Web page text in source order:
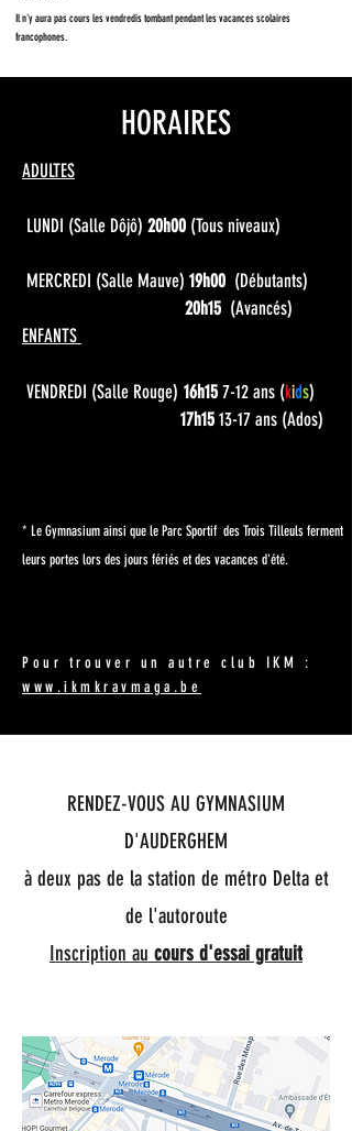
Il n'y aura pas cours les vendredis tombant pendant les vacances scolaires
francophones.
HORAIRES
ADULTES
LUNDI (Salle Dôjô) 20h00 (Tous niveaux)
MERCREDI (Salle Mauve) 19h00 (Débutants)
20h15 (Avancés)
ENFANTS
VENDREDI (Salle Rouge) 16h15 7-12 ans (kids)
17h15 13-17 ans (Ados)
* Le Gymnasium ainsi que le Parc Sportif des Trois Tilleuls ferment
leurs portes lors des jours fériés et des vacances d'été.
Pour trouver un autre club IKM :
www.ikmkravmaga.be
RENDEZ-VOUS AU GYMNASIUM
D'AUDERGHEM
à deux pas de la station de métro Delta et
de l'autoroute
Inscription au cours d'essai gratuit